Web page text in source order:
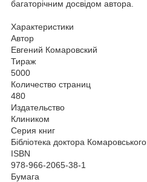
багаторічним досвідом автора.
Характеристики
Автор
Евгений Комаровский
Тираж
5000
Количество страниц
480
Издательство
Клиником
Серия книг
Бібліотека доктора Комаровського
ISBN
978-966-2065-38-1
Бумага